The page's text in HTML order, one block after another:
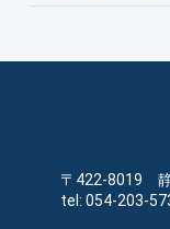
〒422-8019 静
tel: 054-203-